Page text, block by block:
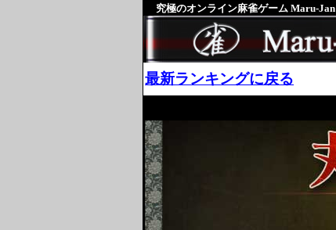
究極のオンライン麻雀ゲーム Maru-Jan
最新ランキングに戻る